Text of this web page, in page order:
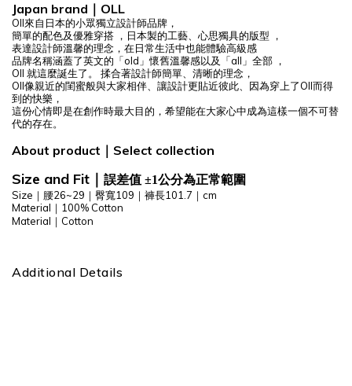
Japan brand ｜OLL
OII來自日本的小眾獨立設計師品牌，
簡單的配色及優雅穿搭 ， 日本製的工藝、心思獨具的版型 ，
表達設計師溫馨的理念， 在日常生活中也能體驗高級感
品牌名稱涵蓋了英文的「old」懷舊溫馨感以及「all」全部 ，
OII 就這麼誕生了。 揉合著設計師簡單、清晰的理念，
OII像親近的閨蜜般與大家相伴、 讓設計更貼近彼此、因為穿上了OII而得
到的快樂，
這份心情即是在創作時最大目的， 希望能在大家心中成為這樣一個不可替
代的存在。
About product ｜ Select collection
Size and Fit 誤差值 ±1公分為正常範圍
Size｜腰26~29｜臀寬109｜褲長101.7｜cm
Material｜100% Cotton
Material｜ Cotton
Additional Details